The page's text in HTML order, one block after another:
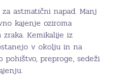
astmatični napad. Manj
kajenje oziroma
Kemikalije iz
v okolju in na
preproge, sedeži